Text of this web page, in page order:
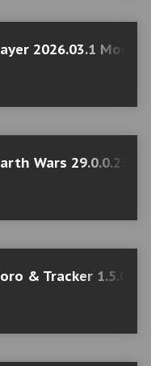
2026.03.1 Mod
Wars
& Tracker 1.5.0